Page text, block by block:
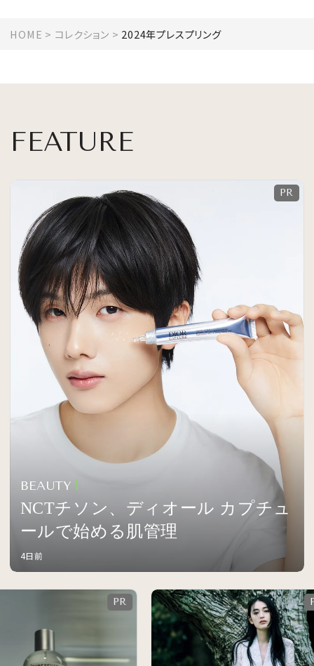
めます。
ログイン・新規会員登録
FOLLOW US
MAGAZINE
SPUR 2026 JULY
2026年9月号
2026-07-23発売
最新号を試し読み
HOME コレクション 2024年プレスプリング
FEATURE
BEAUTY
NCTチソン、ディオール カプチュ
ールで始める肌管理
4日前